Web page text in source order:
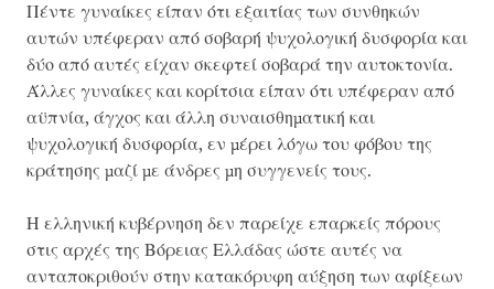
Πέντε γυναίκες είπαν ότι εξαιτίας των συνθηκών
αυτών υπέφεραν από σοβαρή ψυχολογική δυσφορία και
δύο από αυτές είχαν σκεφτεί σοβαρά την αυτοκτονία.
Άλλες γυναίκες και κορίτσια είπαν ότι υπέφεραν από
αϋπνία, άγχος και άλλη συναισθηματική και
ψυχολογική δυσφορία, εν μέρει λόγω του φόβου της
κράτησης μαζί με άνδρες μη συγγενείς τους.
Η ελληνική κυβέρνηση δεν παρείχε επαρκείς πόρους
στις αρχές της Βόρειας Ελλάδας ώστε αυτές να
ανταποκριθούν στην κατακόρυφη αύξηση των αφίξεων